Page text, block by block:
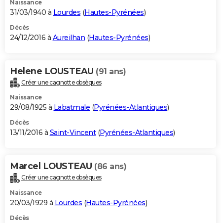
Naissance
31/03/1940 à Lourdes (Hautes-Pyrénées)
Décès
24/12/2016 à Aureilhan (Hautes-Pyrénées)
Helene LOUSTEAU (91 ans)
Créer une cagnotte obsèques
Naissance
29/08/1925 à Labatmale (Pyrénées-Atlantiques)
Décès
13/11/2016 à Saint-Vincent(Pyrénées-Atlantiques)
Marcel LOUSTEAU (86 ans)
Créer une cagnotte obsèques
Naissance
20/03/1929 à Lourdes (Hautes-Pyrénées)
Décès